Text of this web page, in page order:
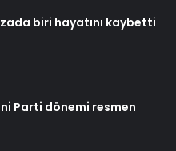
biri hayatını kaybetti
Parti dönemi resmen